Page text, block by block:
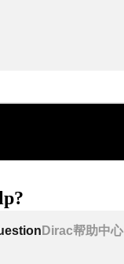
Dirac帮助中心